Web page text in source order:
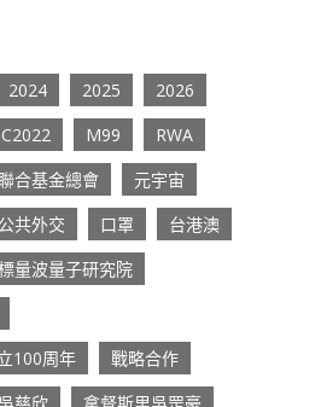
2024 2025
2026
M99
RWA
合基金總會
元宇宙
公共外交 口罩
台港澳
量波量子研究院
100周年
戰略合作